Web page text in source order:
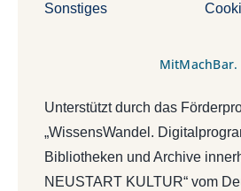
Sonstiges
MitMachBar.
Unterstützt durch das
„WissensWandel.
Bibliotheken und Archive
NEUSTART KULTUR“ vom